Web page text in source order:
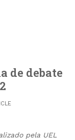
de debate
pela UEL